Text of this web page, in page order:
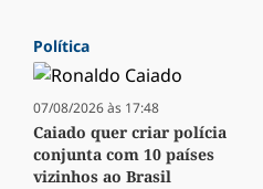
Política
07/08/2026 às 17:48
Caiado quer criar polícia
conjunta com 10 países
vizinhos ao Brasil